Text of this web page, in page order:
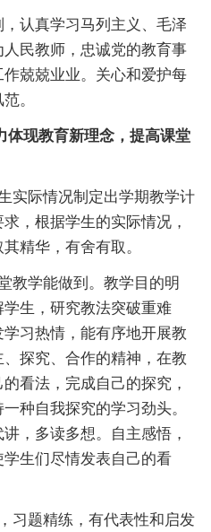
认真学习马列主义、毛泽
民教师，忠诚党的教育事
兢兢业业。关心和爱护每
。
体现教育新理念，提高课堂
际情况制定出学期教学计
，根据学生的实际情况，
精华，有舍有取。
学能做到。教学目的明
生，研究教法突破重难
习热情，能有序地开展教
探究、合作的精神，在教
看法，完成自己的探究，
种自我探究的学习劲头。
，多读多想。自主感悟，
生们尽情发表自己的看
题精练，有代表性和启发